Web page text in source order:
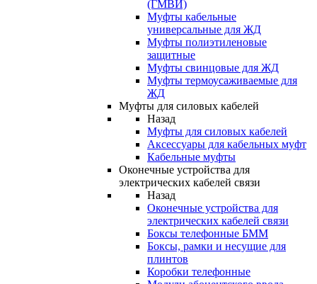
(ГМВИ)
Муфты кабельные
универсальные для ЖД
Муфты полиэтиленовые
защитные
Муфты свинцовые для ЖД
Муфты термоусаживаемые для
ЖД
Муфты для силовых кабелей
Назад
Муфты для силовых кабелей
Аксессуары для кабельных муфт
Кабельные муфты
Оконечные устройства для
электрических кабелей связи
Назад
Оконечные устройства для
электрических кабелей связи
Боксы телефонные БММ
Боксы, рамки и несущие для
плинтов
Коробки телефонные